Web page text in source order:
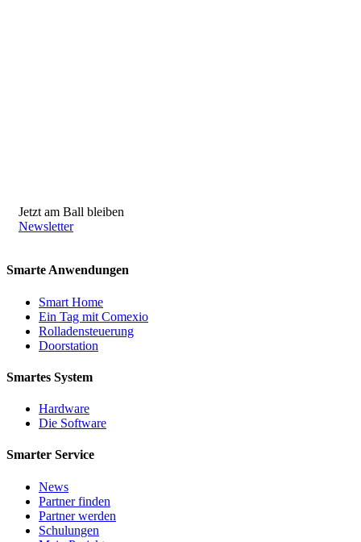
Jetzt am Ball bleiben
Newsletter
Smarte Anwendungen
Smart Home
Ein Tag mit Comexio
Rolladensteuerung
Doorstation
Smartes System
Hardware
Die Software
Smarter Service
News
Partner finden
Partner werden
Schulungen